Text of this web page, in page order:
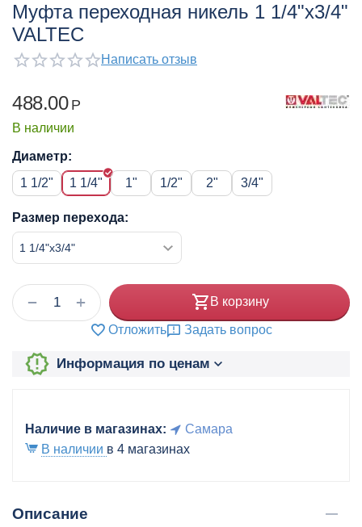
Муфта переходная никель 1 1/4"x3/4"
VALTEC
Написать отзыв
488.00 Р
В наличии
Диаметр:
1 1/2"
1 1/4" 1" 1/2" 2" 3/4"
Размер перехода:
+
− В корзину
Отложить Задать вопрос
Информация по ценам
Наличие в магазинах:
Самара
В наличии в 4 магазинах
Описание